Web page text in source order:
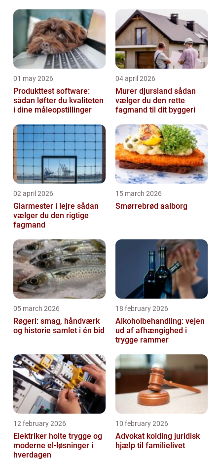
01 may 2026
Produkttest software:
sådan løfter du kvaliteten
i dine måleopstillinger
04 april 2026
Murer djursland sådan
vælger du den rette
fagmand til dit byggeri
02 april 2026
Glarmester i lejre sådan
vælger du den rigtige
fagmand
15 march 2026
Smørrebrød aalborg
05 march 2026
Røgeri: smag, håndværk
og historie samlet i én bid
18 february 2026
Alkoholbehandling: vejen
ud af afhængighed i
trygge rammer
12 february 2026
Elektriker holte trygge og
moderne el-løsninger i
hverdagen
10 february 2026
Advokat kolding juridisk
hjælp til familielivet